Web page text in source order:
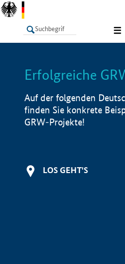
LISTE
Erfolgreiche
Auf der folgenden
finden Sie konkrete
GRW-Projekte!
LOS GEHT'S